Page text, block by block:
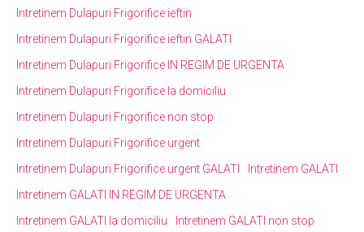
Intretinem Dulapuri Frigorifice ieftin
Intretinem Dulapuri Frigorifice ieftin GALATI
Intretinem Dulapuri Frigorifice IN REGIM DE URGENTA
Intretinem Dulapuri Frigorifice la domiciliu
Intretinem Dulapuri Frigorifice non stop
Intretinem Dulapuri Frigorifice urgent
Intretinem Dulapuri Frigorifice urgent GALATI
Intretinem GALATI
Intretinem GALATI IN REGIM DE URGENTA
Intretinem GALATI la domiciliu
Intretinem GALATI non stop